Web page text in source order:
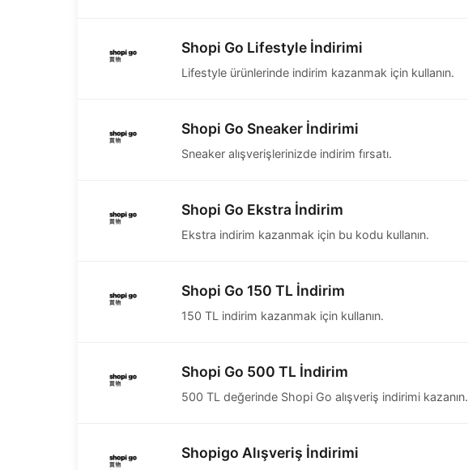
Shopi Go Lifestyle İndirimi
Lifestyle ürünlerinde indirim kazanmak için kullanın.
Shopi Go Sneaker İndirimi
Sneaker alışverişlerinizde indirim fırsatı.
Shopi Go Ekstra İndirim
Ekstra indirim kazanmak için bu kodu kullanın.
Shopi Go 150 TL İndirim
150 TL indirim kazanmak için kullanın.
Shopi Go 500 TL İndirim
500 TL değerinde Shopi Go alışveriş indirimi kazanın.
Shopigo Alışveriş İndirimi